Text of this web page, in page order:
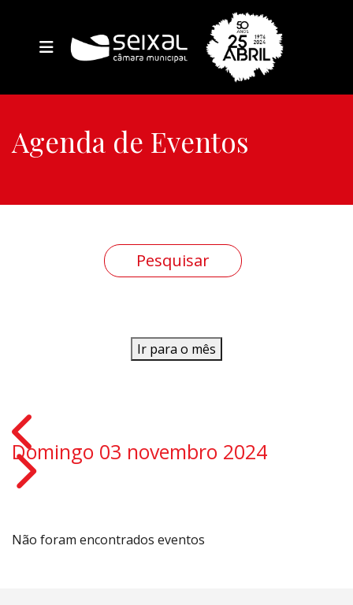
Agenda de Eventos
Ir para o mês
Domingo 03 novembro 2024
Não foram encontrados eventos